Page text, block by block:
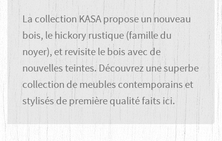
La collection KASA propose un nouveau
bois, le hickory rustique (famille du
noyer), et revisite le bois avec de
nouvelles teintes. Découvrez une superbe
collection de meubles contemporains et
stylisés de première qualité faits ici.